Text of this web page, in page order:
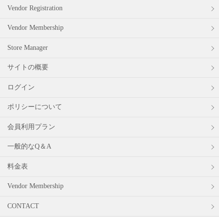
Vendor Registration
Vendor Membership
Store Manager
サイトの概要
ログイン
ポリシーについて
会員利用プラン
一般的なQ＆A
料金表
Vendor Membership
CONTACT